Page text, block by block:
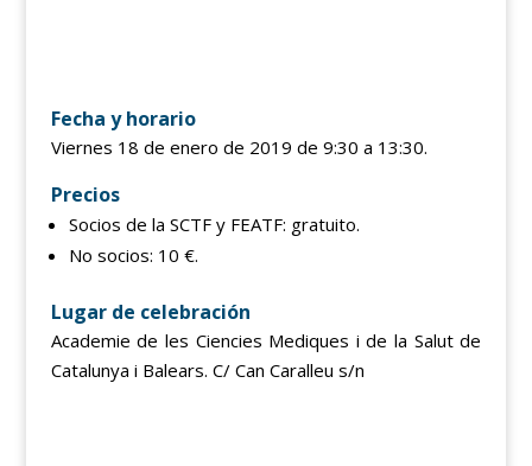
Fecha y horario
Viernes 18 de enero de 2019 de 9:30 a 13:30.
Precios
Socios de la SCTF y FEATF: gratuito.
No socios: 10 €.
Lugar de celebración
Academie de les Ciencies Mediques i de la Salut de
Catalunya i Balears. C/ Can Caralleu s/n